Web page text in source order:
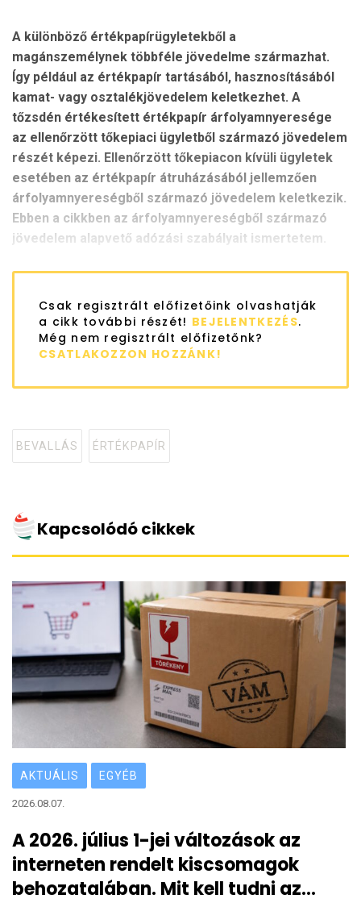
A különböző értékpapírügyletekből a
magánszemélynek többféle jövedelme származhat.
Így például az értékpapír tartásából, hasznosításából
kamat- vagy osztalékjövedelem keletkezhet. A
tőzsdén értékesített értékpapír árfolyamnyeresége
az ellenőrzött tőkepiaci ügyletből származó jövedelem
részét képezi. Ellenőrzött tőkepiacon kívüli ügyletek
esetében az értékpapír átruházásából jellemzően
árfolyamnyereségből származó jövedelem keletkezik.
Ebben a cikkben az árfolyamnyereségből származó
jövedelem alapvető adózási szabályait ismertetem.
Csak regisztrált előfizetőink olvashatják
a cikk további részét! BEJELENTKEZÉS.
Még nem regisztrált előfizetőnk?
CSATLAKOZZON HOZZÁNK!
Tagged
BEVALLÁS ÉRTÉKPAPÍR
Kapcsolódó cikkek
AKTUÁLIS EGYÉB
2026.08.07.
A 2026. július 1-jei változások az
interneten rendelt kiscsomagok
behozatalában. Mit kell tudni az